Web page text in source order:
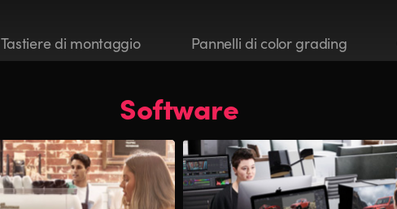
Tastiere di montaggio Pannelli di color grading
Software